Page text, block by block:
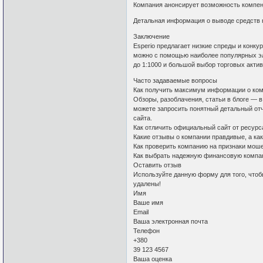
Компания анонсирует возможность
Детальная информация о выводе средств
Заключение
Esperio предлагает низкие спреды и
можно с помощью наиболее популярных
до 1:1000 и большой выбор торговых
Часто задаваемые вопросы
Как получить максимум информации о
Обзоры, разоблачения, статьи в блоге —
можете запросить понятный детальный
сайта.
Как отличить официальный сайт от
Какие отзывы о компании правдивые, а
Как проверить компанию на признаки
Как выбрать надежную финансовую
Оставить отзыв
Используйте данную форму для того,
удалены!
Имя
Ваше имя
Email
Ваша электронная почта
Телефон
+380
39 123 4567
Ваша оценка